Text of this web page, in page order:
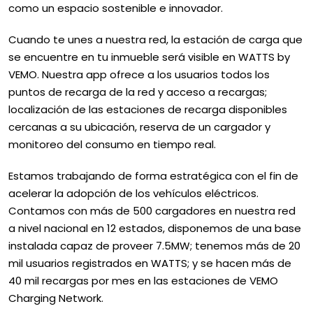
como un espacio sostenible e innovador.
Cuando te unes a nuestra red, la estación de carga que
se encuentre en tu inmueble será visible en WATTS by
VEMO. Nuestra app ofrece a los usuarios todos los
puntos de recarga de la red y acceso a recargas;
localización de las estaciones de recarga disponibles
cercanas a su ubicación, reserva de un cargador y
monitoreo del consumo en tiempo real.
Estamos trabajando de forma estratégica con el fin de
acelerar la adopción de los vehículos eléctricos.
Contamos con más de 500 cargadores en nuestra red
a nivel nacional en 12 estados, disponemos de una base
instalada capaz de proveer 7.5MW; tenemos más de 20
mil usuarios registrados en WATTS; y se hacen más de
40 mil recargas por mes en las estaciones de VEMO
Charging Network.